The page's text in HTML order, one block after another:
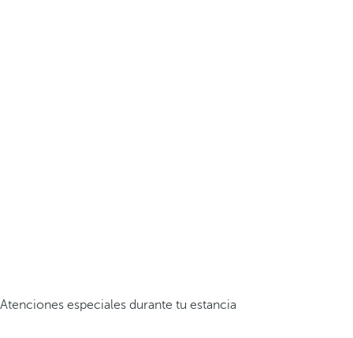
Atenciones especiales durante tu estancia